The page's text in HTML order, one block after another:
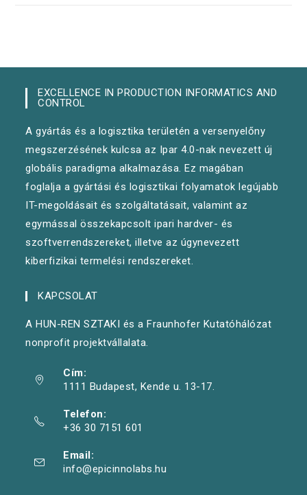
EXCELLENCE IN PRODUCTION INFORMATICS AND
CONTROL
A gyártás és a logisztika területén a versenyelőny
megszerzésének kulcsa az Ipar 4.0-nak nevezett új
globális paradigma alkalmazása. Ez magában
foglalja a gyártási és logisztikai folyamatok legújabb
IT-megoldásait és szolgáltatásait, valamint az
egymással összekapcsolt ipari hardver- és
szoftverrendszereket, illetve az úgynevezett
kiberfizikai termelési rendszereket.
KAPCSOLAT
A HUN-REN SZTAKI és a Fraunhofer Kutatóhálózat
nonprofit projektvállalata.
Cím:
1111 Budapest, Kende u. 13-17.
Telefon:
+36 30 7151 601
Email:
info@epicinnolabs.hu